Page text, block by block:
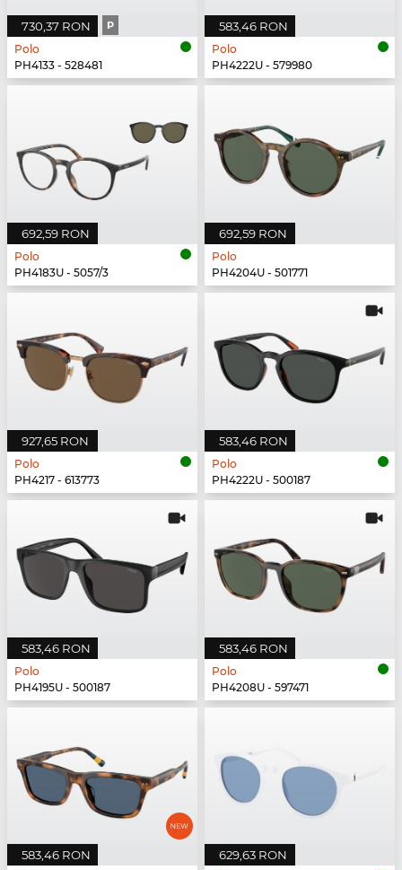
730,37 RON P
Polo
PH4133 - 528481
583,46 RON
Polo
PH4222U - 579980
692,59 RON
Polo
PH4183U - 5057/3
692,59 RON
Polo
PH4204U - 501771
927,65 RON
Polo
PH4217 - 613773
583,46 RON
Polo
PH4222U - 500187
583,46 RON
Polo
PH4195U - 500187
583,46 RON
Polo
PH4208U - 597471
583,46 RON 629,63 RON